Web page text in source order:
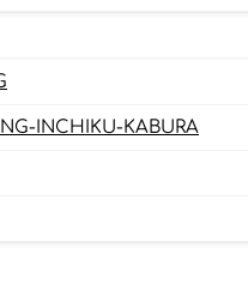
INCHIKU-KABURA